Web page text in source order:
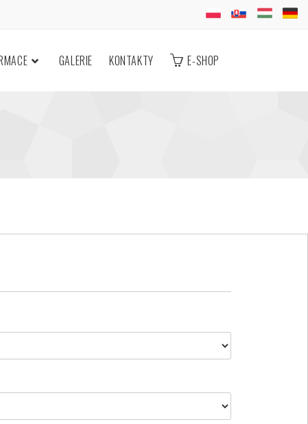
GALERIE KONTAKTY E-SHOP